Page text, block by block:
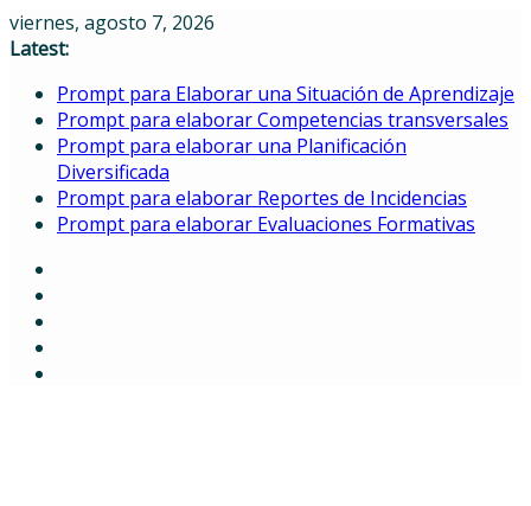
Skip
to
viernes, agosto 7, 2026
Latest:
Prompt para Elaborar una Situación de Aprendizaje
Prompt para elaborar Competencias transversales
Prompt para elaborar una Planificación
Diversificada
Prompt para elaborar Reportes de Incidencias
Prompt para elaborar Evaluaciones Formativas